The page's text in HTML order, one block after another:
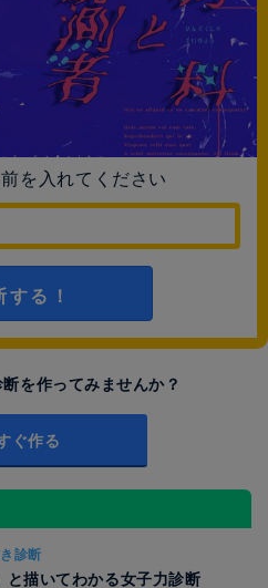
を入れてください
する！
を作ってみませんか？
ぐ作る
診断
と描いてわかる女子力診断